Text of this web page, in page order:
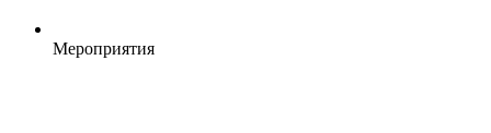
Мероприятия